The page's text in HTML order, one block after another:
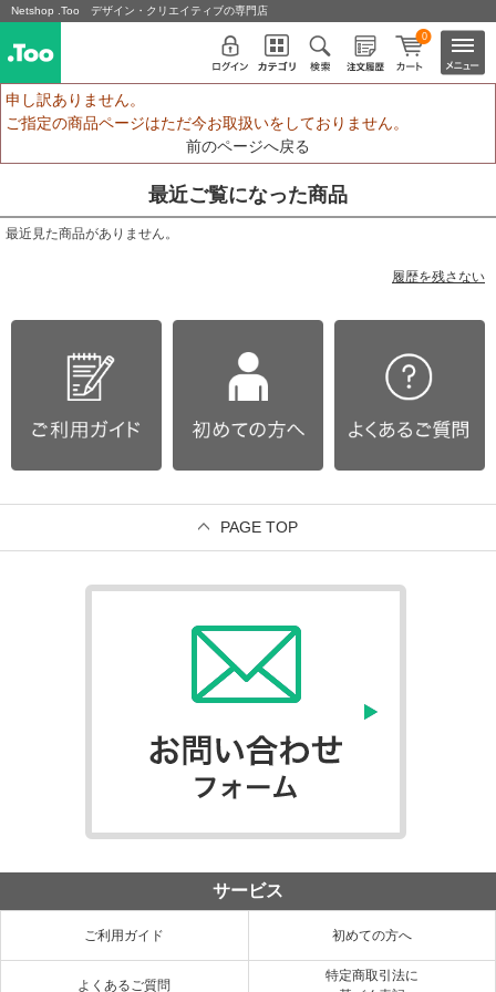
Netshop .Too デザイン・クリエイティブの専門店
0
申し訳ありません。
ご指定の商品ページはただ今お取扱いをしておりません。
前のページへ戻る
最近ご覧になった商品
最近見た商品がありません。
履歴を残さない
PAGE TOP
サービス
ご利用ガイド 初めての方へ
よくあるご質問
特定商取引法に